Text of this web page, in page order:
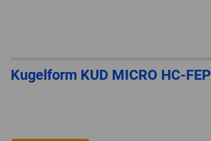
Kugelform KUD MICRO HC-FEP